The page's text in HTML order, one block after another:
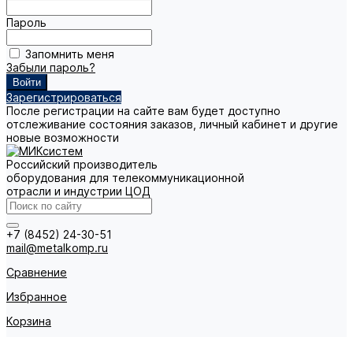
Пароль
Запомнить меня
Забыли пароль?
Зарегистрироваться
После регистрации на сайте вам будет доступно
отслеживание состояния заказов, личный кабинет и другие
новые возможности
Российский производитель
оборудования для телекоммуникационной
отрасли и индустрии ЦОД
+7 (8452) 24-30-51
mail@metalkomp.ru
Сравнение
Избранное
Корзина